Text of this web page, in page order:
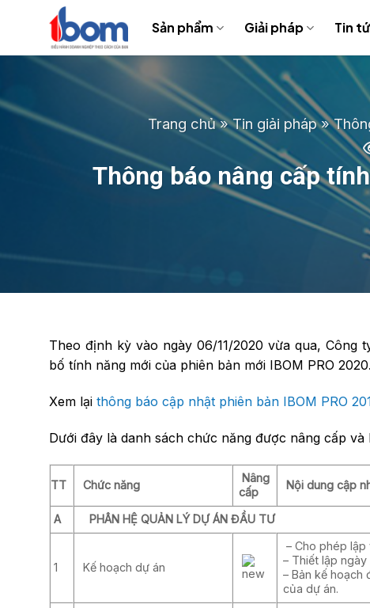
Sản phẩm Giải pháp Tin
Trang chủ»Tin giải pháp»
Thông báo nâng cấp
Theo định kỳ vào ngày 06/11/2020 vừa qua, Công
bố tính năng mới của phiên bản mới IBOM PRO 2020.
Xem lại thông báo cập nhật phiên bản IBOM PRO
Dưới đây là danh sách chức năng được nâng cấp và
TT Chức năng
Nâng
cấp
Nội dung cập
A PHÂN HỆ QUẢN LÝ DỰ ÁN ĐẦU TƯ
1 Kế hoạch dự án
– Cho phép
– Thiết lập
– Bản kế
của dự án.